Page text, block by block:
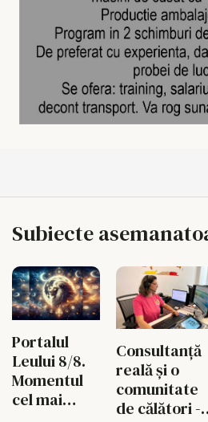
Subiecte
Portalul
Leului 8/8.
Momentul
cel mai
Consultanță
reală și o
comunitate
de călători -